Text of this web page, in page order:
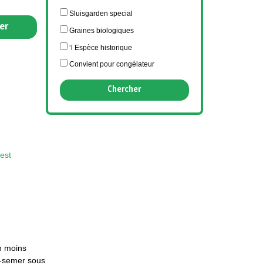
moins
sous
Sluisgarden special
Graines biologiques
‘l Espèce historique
Convient pour congélateur